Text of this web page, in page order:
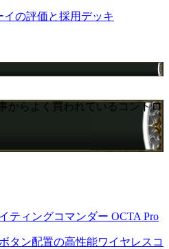
の評価と採用デッキ
からよく買われているコントロ
ティングコマンダー OCTA Pro
タン配置の高性能ワイヤレスコ